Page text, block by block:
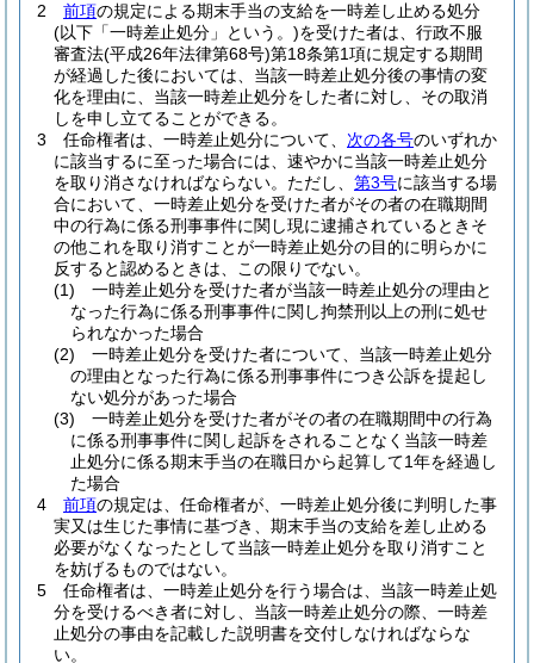
2
前項の規定による期末手当の支給を一時差し止める処分
(以下「一時差止処分」という。)を受けた者は、行政不服
審査法(平成26年法律第68号)第18条第1項に規定する期間
が経過した後においては、当該一時差止処分後の事情の変
化を理由に、当該一時差止処分をした者に対し、その取消
しを申し立てることができる。
3
任命権者は、一時差止処分について、 次の各号のいずれか
に該当するに至った場合には、速やかに当該一時差止処分
を取り消さなければならない。 ただし、 第3号に該当する場
合において、一時差止処分を受けた者がその者の在職期間
中の行為に係る刑事事件に関し現に逮捕されているときそ
の他これを取り消すことが一時差止処分の目的に明らかに
反すると認めるときは、この限りでない。
(1)
一時差止処分を受けた者が当該一時差止処分の理由と
なった行為に係る刑事事件に関し拘禁刑以上の刑に処せ
られなかった場合
(2)
一時差止処分を受けた者について、当該一時差止処分
の理由となった行為に係る刑事事件につき公訴を提起し
ない処分があった場合
(3)
一時差止処分を受けた者がその者の在職期間中の行為
に係る刑事事件に関し起訴をされることなく当該一時差
止処分に係る期末手当の在職日から起算して1年を経過し
た場合
4
前項の規定は、任命権者が、一時差止処分後に判明した事
実又は生じた事情に基づき、期末手当の支給を差し止める
必要がなくなったとして当該一時差止処分を取り消すこと
を妨げるものではない。
5
任命権者は、一時差止処分を行う場合は、当該一時差止処
分を受けるべき者に対し、当該一時差止処分の際、一時差
止処分の事由を記載した説明書を交付しなければならな
い。